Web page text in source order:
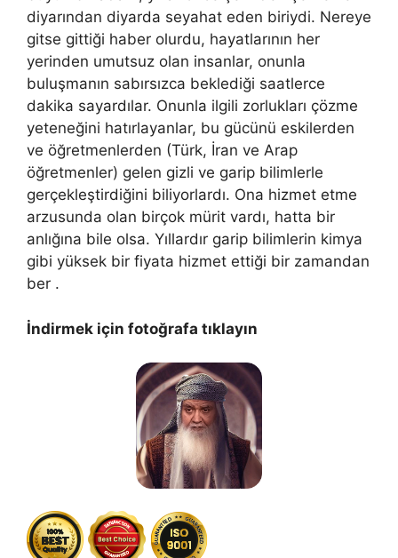
diyarından diyarda seyahat eden biriydi. Nereye
gitse gittiği haber olurdu, hayatlarının her
yerinden umutsuz olan insanlar, onunla
buluşmanın sabırsızca beklediği saatlerce
dakika sayardılar. Onunla ilgili zorlukları çözme
yeteneğini hatırlayanlar, bu gücünü eskilerden
ve öğretmenlerden (Türk, İran ve Arap
öğretmenler) gelen gizli ve garip bilimlerle
gerçekleştirdiğini biliyorlardı. Ona hizmet etme
arzusunda olan birçok mürit vardı, hatta bir
anlığına bile olsa. Yıllardır garip bilimlerin kimya
gibi yüksek bir fiyata hizmet ettiği bir zamandan
ber .
İndirmek için fotoğrafa tıklayın